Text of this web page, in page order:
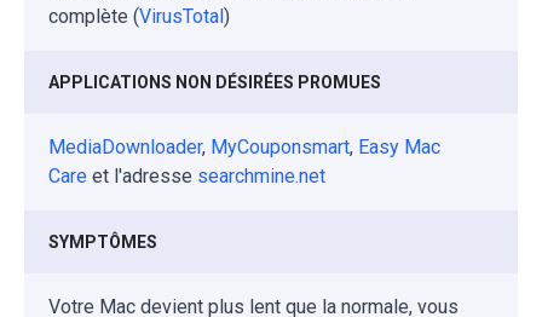
complète (VirusTotal)
APPLICATIONS NON DÉSIRÉES PROMUES
MediaDownloader, MyCouponsmart, Easy Mac
Care et l'adresse searchmine.net
SYMPTÔMES
Votre Mac devient plus lent que la normale, vous